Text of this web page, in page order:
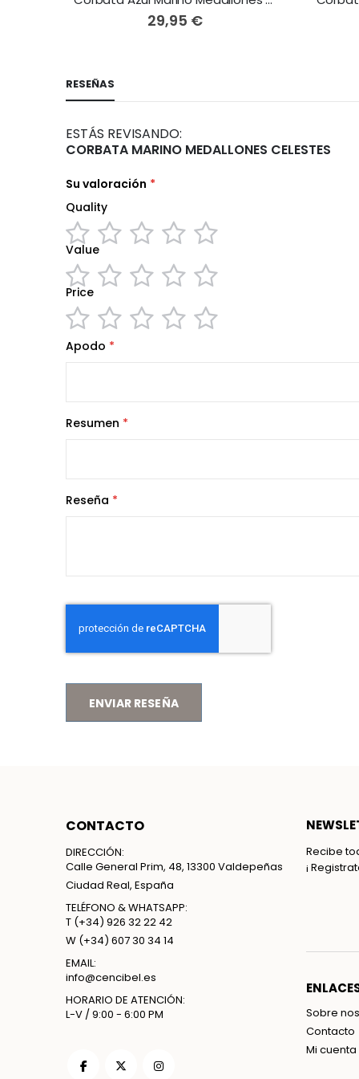
29,95 €
RESEÑAS
ESTÁS REVISANDO:
CORBATA MARINO MEDALLONES CELESTES
Su valoración
Quality
1
star
2
stars
3
stars
4
stars
5
stars
Value
1
star
2
stars
3
stars
4
stars
5
stars
Price
2345
Apodo
Resumen
Reseña
ENVIAR RESEÑA
CONTACTO
DIRECCIÓN:
Calle General Prim, 48, 13300 Valdepeñas
Ciudad Real, España
TELÉFONO & WHATSAPP:
T (+34) 926 32 22 42
W (+34) 607 30 34 14
EMAIL:
info@cencibel.es
HORARIO DE ATENCIÓN:
L-V / 9:00 - 6:00 PM
Recibe
¡
Sobre
Contacto
Mi cuenta